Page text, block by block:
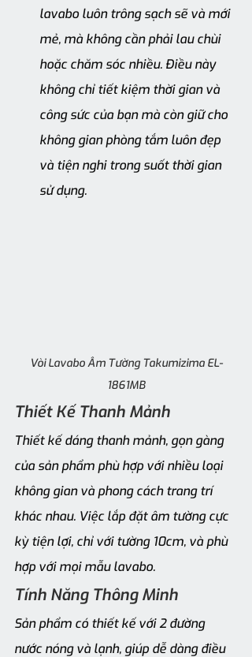
lavabo luôn trông sạch sẽ và mới
mẻ, mà không cần phải lau chùi
hoặc chăm sóc nhiều. Điều này
không chỉ tiết kiệm thời gian và
công sức của bạn mà còn giữ cho
không gian phòng tắm luôn đẹp
và tiện nghi trong suốt thời gian
sử dụng.
Vòi Lavabo Âm Tường Takumizima EL-
1861MB
Thiết Kế Thanh Mảnh
Thiết kế dáng thanh mảnh, gọn gàng
của sản phẩm phù hợp với nhiều loại
không gian và phong cách trang trí
khác nhau. Việc lắp đặt âm tường cực
kỳ tiện lợi, chỉ với tường 10cm, và phù
hợp với mọi mẫu lavabo.
Tính Năng Thông Minh
Sản phẩm có thiết kế với 2 đường
nước nóng và lạnh, giúp dễ dàng điều